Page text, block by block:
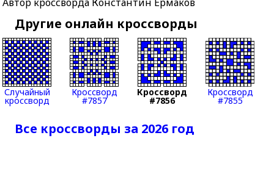
10.Натуральный
товарообмен.
12.Подчёркивание
какого-нибудь
положения, мысли.
13.Корзина на колёсах
для удобства
покупателей в
супермаркетах.
кирпича мелкий
материал.
8.Судебное решение-
образец.
9.Перемещение
сотрудника или
компании в другой
11.Игрок в
Другие онлайн кроссворды
Случайный
кроссворд
Кроссворд
#7857
Кроссворд
#7856
Кроссворд
#7855
Все кроссворды за 2026 год